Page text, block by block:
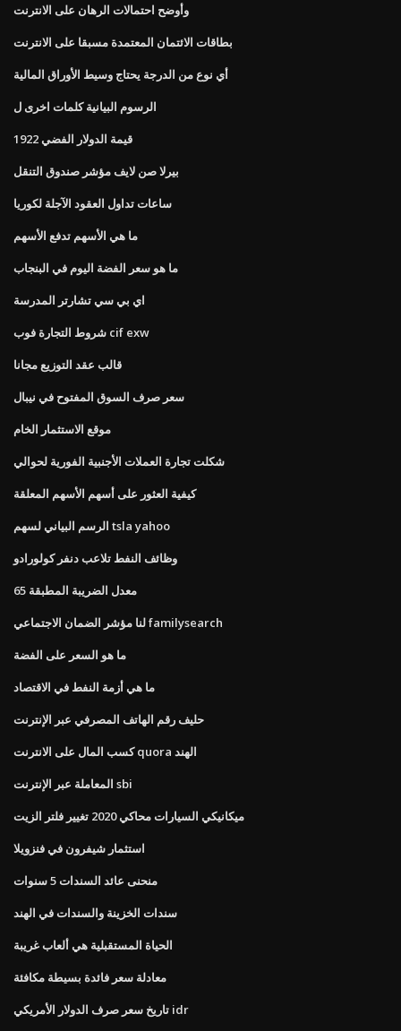
وأوضح احتمالات الرهان على الانترنت
بطاقات الائتمان المعتمدة مسبقا على الانترنت
أي نوع من الدرجة يحتاج وسيط الأوراق المالية
الرسوم البيانية كلمات اخرى ل
قيمة الدولار الفضي 1922
بيرلا صن لايف مؤشر صندوق التنقل
ساعات تداول العقود الآجلة لكوريا
ما هي الأسهم تدفع الأسهم
ما هو سعر الفضة اليوم في البنجاب
اي بي سي تشارتر المدرسة
شروط التجارة فوب cif exw
قالب عقد التوزيع مجانا
سعر صرف السوق المفتوح في نيبال
موقع الاستثمار الخام
شكلت تجارة العملات الأجنبية الفورية لحوالي
كيفية العثور على أسهم الأسهم المعلقة
الرسم البياني لسهم tsla yahoo
وظائف النفط تلاعب دنفر كولورادو
معدل الضريبة المطبقة 65
لنا مؤشر الضمان الاجتماعي familysearch
ما هو السعر على الفضة
ما هي أزمة النفط في الاقتصاد
حليف رقم الهاتف المصرفي عبر الإنترنت
كسب المال على الانترنت quora الهند
المعاملة عبر الإنترنت sbi
ميكانيكي السيارات محاكي 2020 تغيير فلتر الزيت
استثمار شيفرون في فنزويلا
منحنى عائد السندات 5 سنوات
سندات الخزينة والسندات في الهند
الحياة المستقبلية هي ألعاب غريبة
معادلة سعر فائدة بسيطة مكافئة
تاريخ سعر صرف الدولار الأمريكي idr